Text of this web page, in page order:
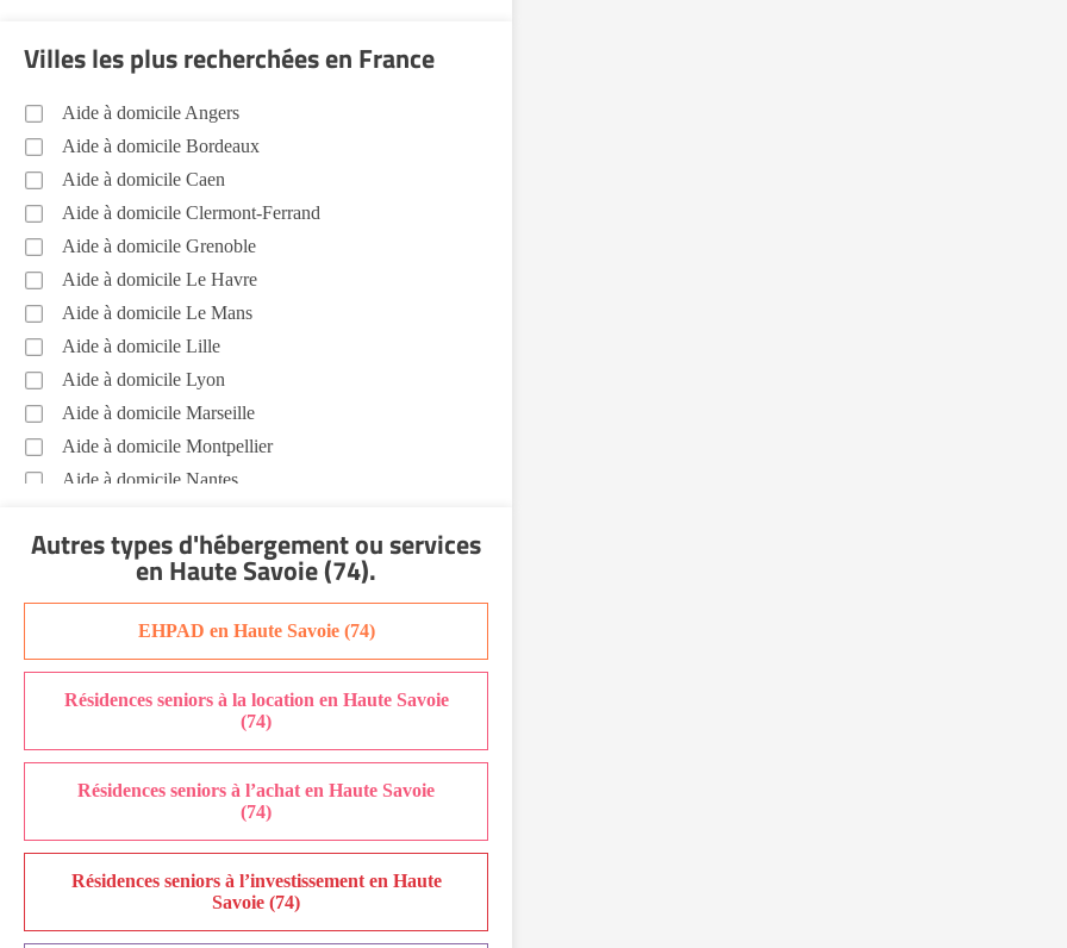
(74)
Autres aides à domicile Haute Savoie (74)
Villes les plus recherchées en France
Aide à domicile Angers
Aide à domicile Bordeaux
Aide à domicile Caen
Aide à domicile Clermont-Ferrand
Aide à domicile Grenoble
Aide à domicile Le Havre
Aide à domicile Le Mans
Aide à domicile Lille
Aide à domicile Lyon
Aide à domicile Marseille
Aide à domicile Montpellier
Aide à domicile Nantes
Aide à domicile Nîmes
Aide à domicile Orléans
Aide à domicile Rennes
Aide à domicile Saint-Etienne
Aide à domicile Toulouse
Recherche par ville
Autres types d'hébergement ou services
en Haute Savoie (74).
EHPAD en Haute Savoie (74)
Résidences seniors à la location en Haute Savoie
(74)
Résidences seniors à l’achat en Haute Savoie
(74)
Résidences seniors à l’investissement en Haute
Savoie (74)